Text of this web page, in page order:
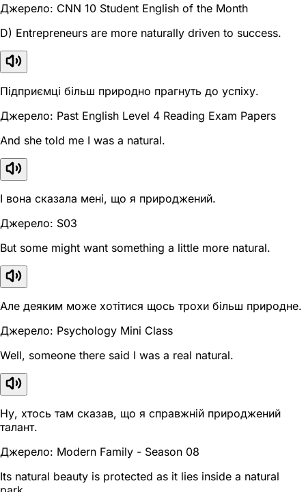
Джерело: CNN 10 Student English of the Month
D) Entrepreneurs are more naturally driven to success.
Підприємці більш природно прагнуть до успіху.
Джерело: Past English Level 4 Reading Exam Papers
And she told me I was a natural.
І вона сказала мені, що я природжений.
Джерело: S03
But some might want something a little more natural.
Але деяким може хотітися щось трохи більш природне.
Джерело: Psychology Mini Class
Well, someone there said I was a real natural.
Ну, хтось там сказав, що я справжній природжений
талант.
Джерело: Modern Family - Season 08
Its natural beauty is protected as it lies inside a natural